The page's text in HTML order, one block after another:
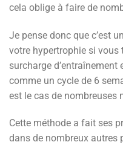
cela oblige à faire de
Je pense donc que c’est
votre hypertrophie si vous
surcharge d’entraînement
comme un cycle de 6
est le cas de nombreuses
Cette méthode a fait ses
dans de nombreux autres